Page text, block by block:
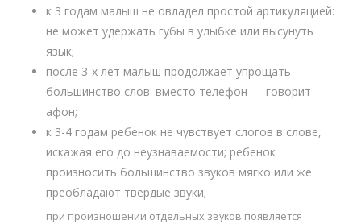
к 3 годам малыш не овладел простой артикуляцией:
не может удержать губы в улыбке или высунуть
язык;
после 3-х лет малыш продолжает упрощать
большинство слов: вместо телефон — говорит
афон;
к 3-4 годам ребенок не чувствует слогов в слове,
искажая его до неузнаваемости; ребенок
произносить большинство звуков мягко или же
преобладают твердые звуки;
при произношении отдельных звуков появляется